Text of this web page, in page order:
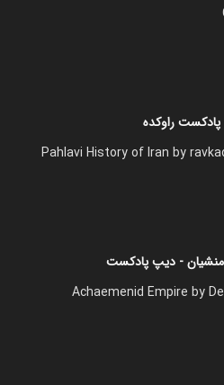
پادکست راوکده
Pahlavi History of Iran by
- دیپ پادکست
Achaemenid Empire by